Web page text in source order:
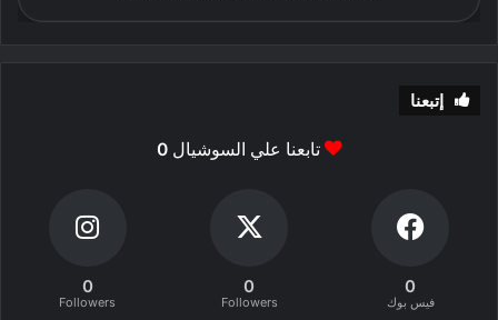
إتبعنا
تابعنا علي السوشيال0
0
فيس بوك
0
Followers
0
Followers